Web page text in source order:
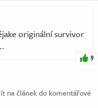
originální survivor
9
na článek do komentářové